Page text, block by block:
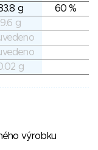
g
60 %
9.6 g
g
výrobku